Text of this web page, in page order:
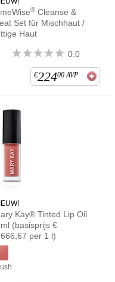
® Cleanse &
Set für Mischhaut /
Haut
0.0
€22400 AVP
Kay® Tinted Lip Oil
(basisprijs €
per 1 l)